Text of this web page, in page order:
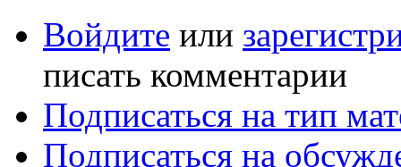
Войдите или
писать комментарии
Подписаться на тип
Подписаться на